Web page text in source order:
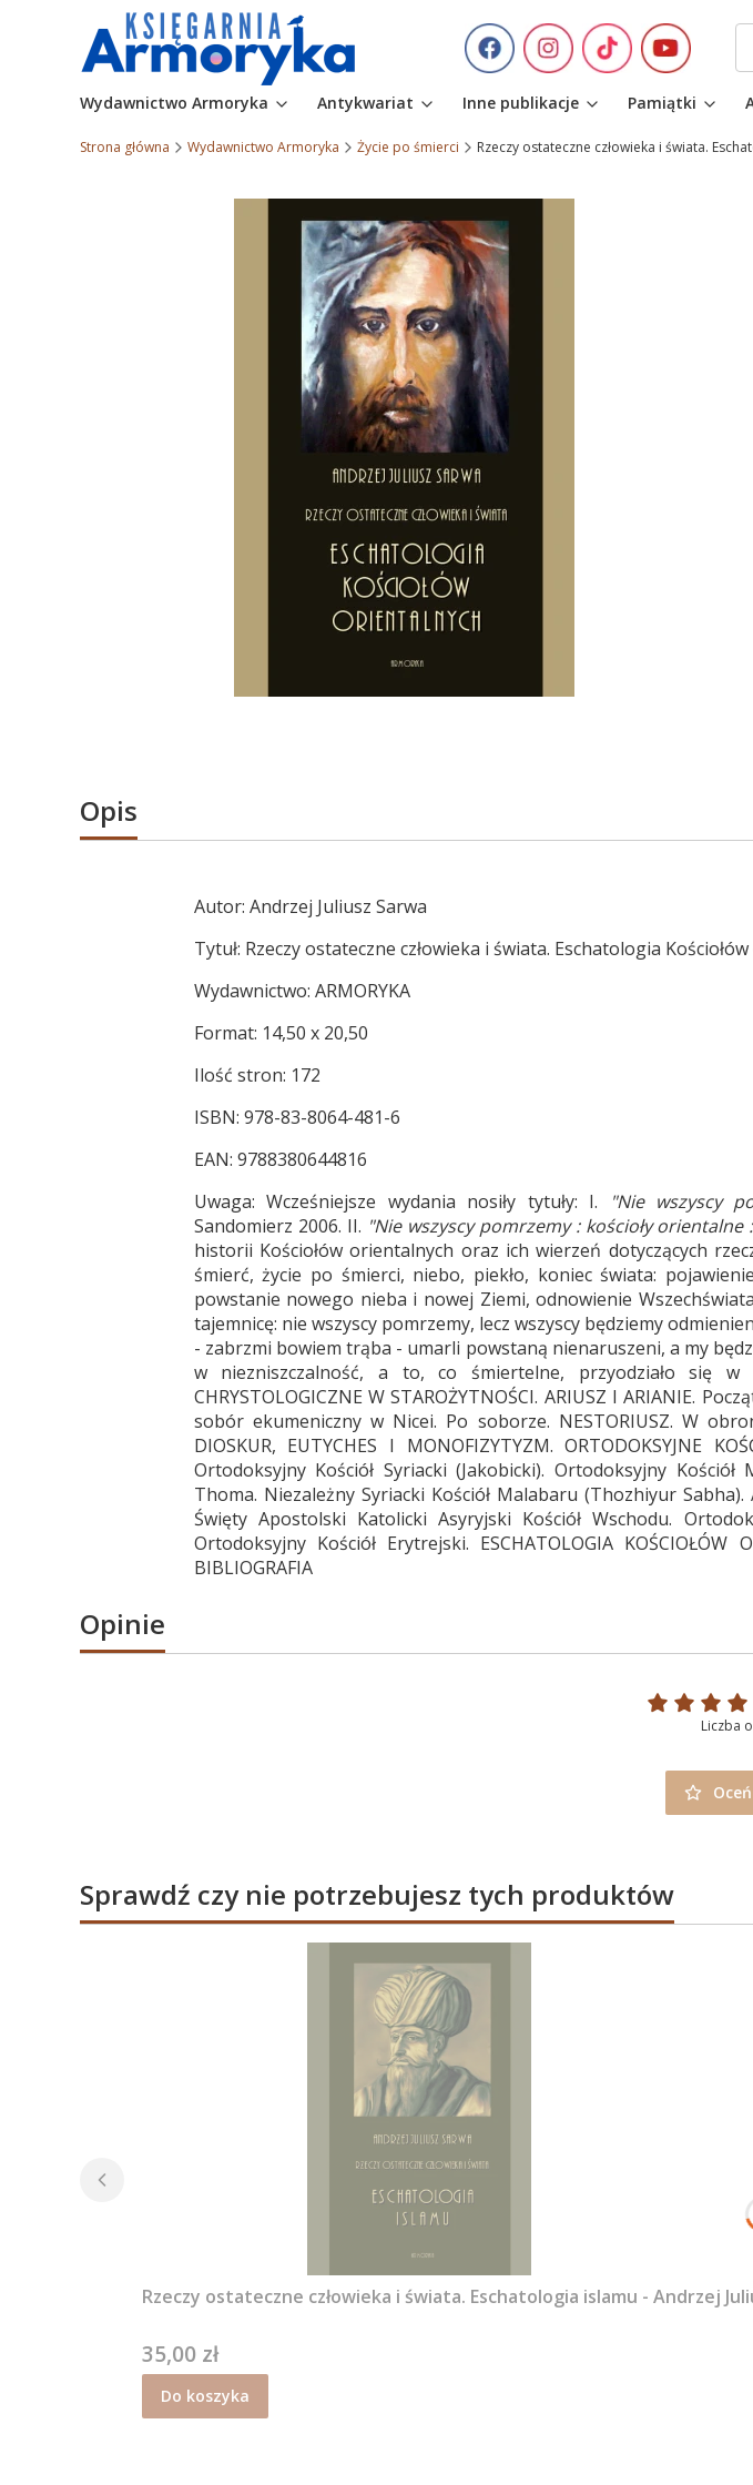
Wydawnictwo Armoryka Antykwariat Inne publikacje Pamiątki
Strona główna Wydawnictwo Armoryka Życie po śmierci Rzeczy ostateczne człowieka i świata.
Opis
Autor: Andrzej Juliusz Sarwa
Tytuł: Rzeczy ostateczne człowieka i świata. Eschatologia
Wydawnictwo: ARMORYKA
Format: 14,50 x 20,50
Ilość stron: 172
ISBN: 978-83-8064-481-6
EAN: 9788380644816
Uwaga: Wcześniejsze wydania nosiły tytuły: I.
"Nie wszyscy
Sandomierz 2006. II. "Nie wszyscy pomrzemy : kościoły
historii Kościołów orientalnych oraz ich wierzeń dotyczących
śmierć, życie po śmierci, niebo, piekło, koniec świata:
powstanie nowego nieba i nowej Ziemi, odnowienie
tajemnicę: nie wszyscy pomrzemy, lecz wszyscy będziemy
- zabrzmi bowiem trąba - umarli powstaną nienaruszeni, a my
w niezniszczalność, a to, co śmiertelne, przyodziało się w
CHRYSTOLOGICZNE W STAROŻYTNOŚCI. ARIUSZ I ARIANIE.
sobór ekumeniczny w Nicei. Po soborze. NESTORIUSZ. W
DIOSKUR, EUTYCHES I MONOFIZYTYZM. ORTODOKSYJNE
Ortodoksyjny Kościół Syriacki (Jakobicki). Ortodoksyjny
Thoma. Niezależny Syriacki Kościół Malabaru (Thozhiyur
Święty Apostolski Katolicki Asyryjski Kościół Wschodu.
Ortodoksyjny Kościół Erytrejski. ESCHATOLOGIA KOŚCIOŁÓW
BIBLIOGRAFIA
Opinie
Liczba
Sprawdź czy nie potrzebujesz tych produktów
Rzeczy ostateczne człowieka i świata. Eschatologia islamu - Andrzej
Cena
35,00 zł
Do koszyka